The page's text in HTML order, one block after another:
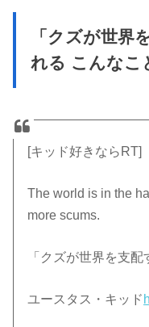
「クズが世界
れる こんなこ
[キッド好きならRT]
The world is in the
more scums.
「クズが世界を支配
ユースタス・キッド